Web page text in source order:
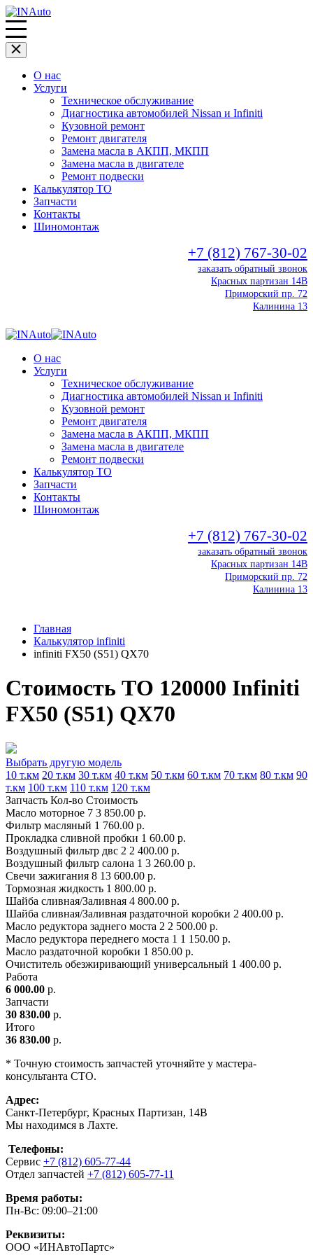
О нас
Услуги
Техническое обслуживание
Диагностика автомобилей Nissan и Infiniti
Кузовной ремонт
Ремонт двигателя
Замена масла в АКПП, МКПП
Замена масла в двигателе
Ремонт подвески
Калькулятор ТО
Запчасти
Контакты
Шиномонтаж
+7 (812) 767-30-02
заказать обратный звонок
Красных партизан 14В
Приморский пр. 72
Калинина 13
О нас
Услуги
Техническое обслуживание
Диагностика автомобилей Nissan и Infiniti
Кузовной ремонт
Ремонт двигателя
Замена масла в АКПП, МКПП
Замена масла в двигателе
Ремонт подвески
Калькулятор ТО
Запчасти
Контакты
Шиномонтаж
+7 (812) 767-30-02
заказать обратный звонок
Красных партизан 14В
Приморский пр. 72
Калинина 13
Главная
Калькулятор infiniti
infiniti FX50 (S51) QX70
Стоимость ТО 120000 Infiniti
FX50 (S51) QX70
Выбрать другую модель
10 т.км 20 т.км 30 т.км 40 т.км 50 т.км 60 т.км 70 т.км 80 т.км 90
т.км 100 т.км 110 т.км 120 т.км
Запчасть Кол-во Стоимость
Масло моторное 7 3 850.00 р.
Фильтр масляный 1 760.00 р.
Прокладка сливной пробки 1 60.00 р.
Воздушный фильтр двс 2 2 400.00 р.
Воздушный фильтр салона 1 3 260.00 р.
Свечи зажигания 8 13 600.00 р.
Тормозная жидкость 1 800.00 р.
Шайба сливная/Заливная 4 800.00 р.
Шайба сливная/Заливная раздаточной коробки 2 400.00 р.
Масло редуктора заднего моста 2 2 500.00 р.
Масло редуктора переднего моста 1 1 150.00 р.
Масло раздаточной коробки 1 850.00 р.
Очиститель обезжиривающий универсальный 1 400.00 р.
Работа
6 000.00 р.
Запчасти
30 830.00 р.
Итого
36 830.00 р.
* Точную стоимость запчастей уточняйте у мастера-
консультанта СТО.
Адрес:
Санкт-Петербург, Красных Партизан, 14В
Мы находимся в Лахте.
Телефоны:
Сервис +7 (812) 605-77-44
Отдел запчастей +7 (812) 605-77-11
Время работы:
Пн-Вс: 09:00–21:00
Реквизиты:
ООО «ИНАвтоПартс»